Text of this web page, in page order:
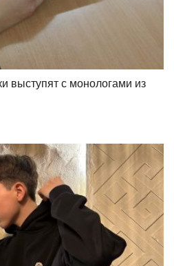
выступят с монологами из